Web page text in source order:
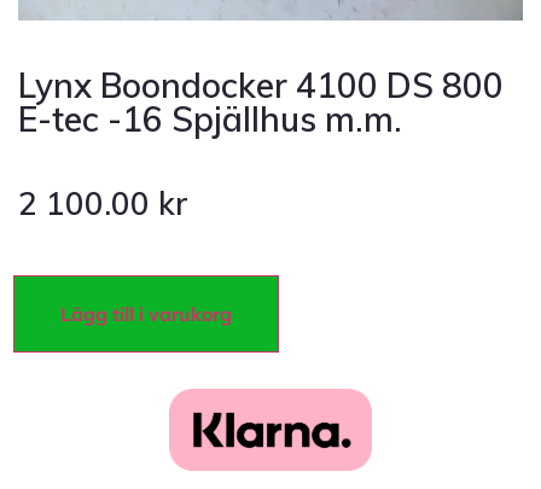
Lynx Boondocker 4100 DS 800
E-tec -16 Spjällhus m.m.
2 100.00 kr
Lägg till i varukorg